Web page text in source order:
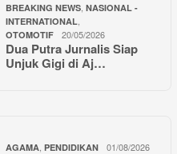
BREAKING NEWS NASIONAL -
INTERNATIONAL
OTOMOTIF 20/05/2026
Dua Putra Jurnalis Siap
Unjuk Gigi di Aj…
AGAMA PENDIDIKAN 01/08/2026